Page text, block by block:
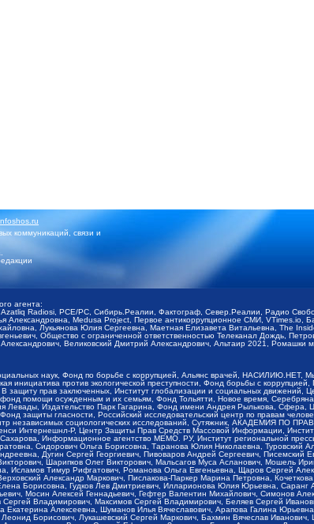
коммуникаций, связи и
агента:
Radiosi, PCE/PC, Сибирь.Реалии, Фактограф, Север.Реалии, Радио
Александровна, Medusa Project, Первое антикоррупционное СМИ,
Лукьянова Юлия Сергеевна, Маетная Елизавета Витальевна, The
Общество с ограниченной ответственностью Телеканал Дождь,
Великовский Дмитрий Александрович, Альтаир 2021, Ромашки
наук, Фонд по борьбе с коррупцией, Альянс врачей,
против экологической преступности, Фонд борьбы с
защиту прав заключенных, Институт глобализации и социальных
помощи осужденным и их семьям, Фонд Тольятти, Новое время,
Издательство Парк Гагарина, Фонд имени Андрея Рылькова,
защиты гласности, Российский исследовательский центр по правам
независимых социологических исследований, Сутяжник, АКАДЕМИЯ ПО
Интернешнл-Р, Центр Защиты Прав Средств Массовой Информации,
Информационное агентство МЕМО. РУ, Институт региональной
Сидорович Ольга Борисовна, Таранова Юлия Николаевна, Туровский
Дугин Сергей Георгиевич, Пивоваров Андрей Сергеевич, Писемский
Шарипков Олег Викторович, Мальсагов Муса Асланович, Мошель
Исламов Тимур Рифгатович, Романова Ольга Евгеньевна, Щаров Сергей
Александр Маркович, Пислакова-Паркер Марина Петровна,
Борисовна, Гудков Лев Дмитриевич, Илларионова Юлия Юрьевна,
Мосин Алексей Геннадьевич, Гефтер Валентин Михайлович, Симонов
Владимирович, Максимов Сергей Владимирович, Беляев Сергей
Алексеевна, Шуманов Илья Вячеславович, Арапова Галина
Борисович, Лукашевский Сергей Маркович, Бахмин Вячеслав